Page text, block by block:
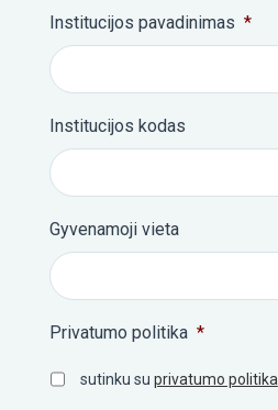
Institucijos pavadinimas *
Institucijos kodas
Gyvenamoji vieta
Privatumo politika *
sutinku su privatumo politika